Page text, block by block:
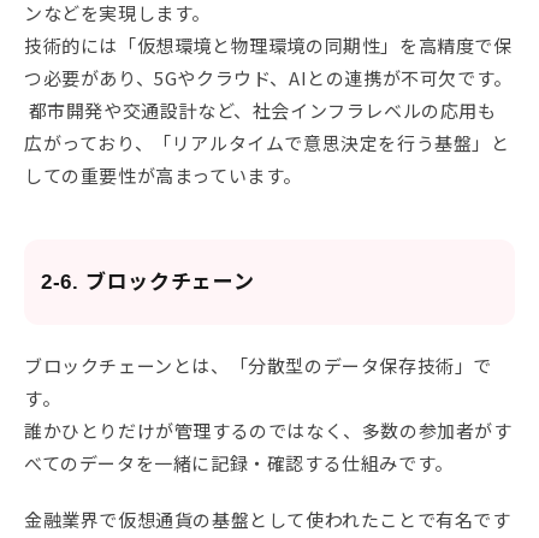
ンなどを実現します。
技術的には「仮想環境と物理環境の同期性」を高精度で保
つ必要があり、5Gやクラウド、AIとの連携が不可欠です。
都市開発や交通設計など、社会インフラレベルの応用も
広がっており、「リアルタイムで意思決定を行う基盤」と
しての重要性が高まっています。
2-6. ブロックチェーン
ブロックチェーンとは、「分散型のデータ保存技術」で
す。
誰かひとりだけが管理するのではなく、多数の参加者がす
べてのデータを一緒に記録・確認する仕組みです。
金融業界で仮想通貨の基盤として使われたことで有名です